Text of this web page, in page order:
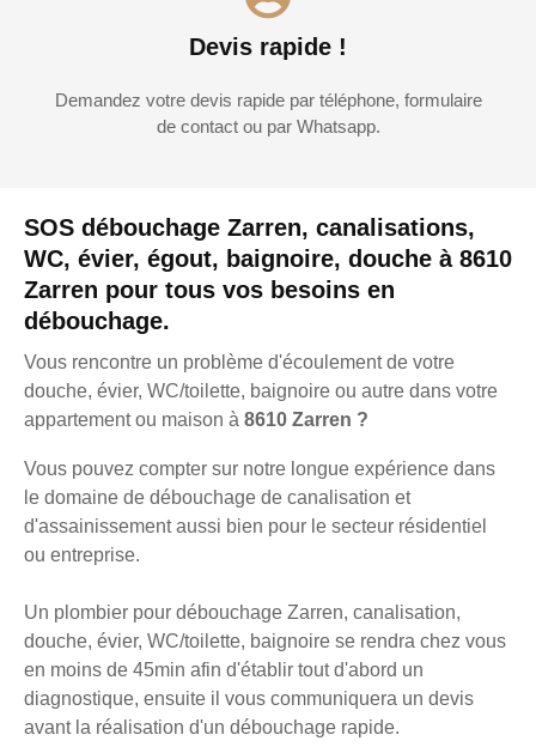
SOS débouchage Zarren, canalisations,
WC, évier, égout, baignoire, douche à 8610
Zarren pour tous vos besoins en
débouchage.
Vous rencontre un problème d'écoulement de votre
douche, évier, WC/toilette, baignoire ou autre dans votre
appartement ou maison à 8610 Zarren ?
Vous pouvez compter sur notre longue expérience dans
le domaine de débouchage de canalisation et
d'assainissement aussi bien pour le secteur résidentiel
ou entreprise.
Un plombier pour débouchage Zarren, canalisation,
douche, évier, WC/toilette, baignoire se rendra chez vous
en moins de 45min afin d'établir tout d'abord un
diagnostique, ensuite il vous communiquera un devis
avant la réalisation d'un débouchage rapide.
Devis rapide !
Demandez votre devis rapide par téléphone, formulaire
de contact ou par Whatsapp.